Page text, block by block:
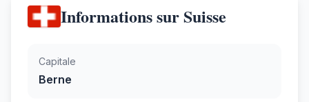
Informations sur Suisse
Capitale
Berne